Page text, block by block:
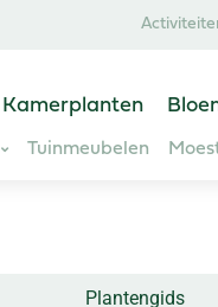
Kamerplanten
Tuinmeubelen
Plantengids